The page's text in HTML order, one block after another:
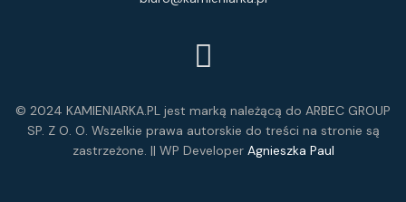
© 2024 KAMIENIARKA.PL jest marką należącą do ARBEC GROUP
SP. Z O. O. Wszelkie prawa autorskie do treści na stronie są
zastrzeżone. || WP Developer Agnieszka Paul